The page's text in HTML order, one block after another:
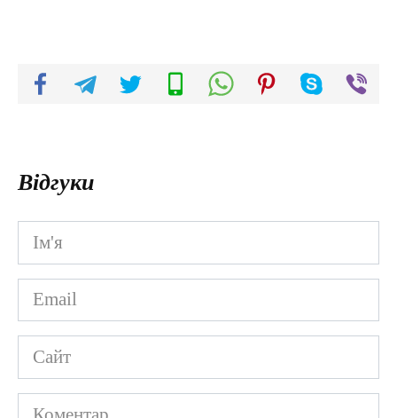
Відгуки
Ім'я
*
Email
*
Сайт
Коментар